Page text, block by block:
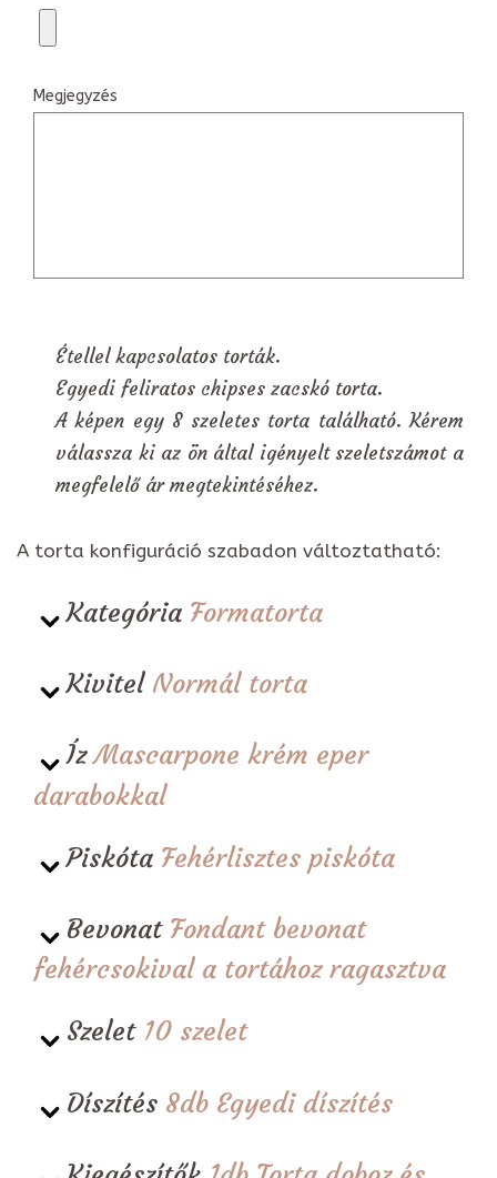
Megjegyzés
Étellel kapcsolatos torták.
Egyedi feliratos chipses zacskó torta.
A képen egy 8 szeletes torta található. Kérem
válassza ki az ön által igényelt szeletszámot a
megfelelő ár megtekintéséhez.
A torta konfiguráció szabadon változtatható:
Kategória Formatorta
Kivitel Normál torta
ÍzMascarpone krém eper
darabokkal
Piskóta Fehérlisztes piskóta
Bevonat Fondant bevonat
fehércsokival a tortához ragasztva
Szelet 10 szelet
Díszítés 8db Egyedi díszítés